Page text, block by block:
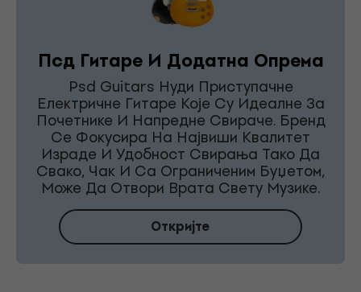
Псд Гитаре И Додатна Опрема
Psd Guitars Нуди Приступачне
Електричне Гитаре Које Су Идеалне За
Почетнике И Напредне Свираче. Бренд
Се Фокусира На Највиши Квалитет
Израде И Удобност Свирања Тако Да
Свако, Чак И Са Ограниченим Буџетом,
Може Да Отвори Врата Свету Музике.
Откријте